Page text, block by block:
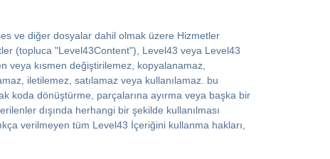
ve diğer dosyalar dahil olmak üzere Hizmetler
(topluca "Level43Content"), Level43 veya Level43
veya kısmen değiştirilemez, kopyalanamaz,
iletilemez, satılamaz veya kullanılamaz. bu
koda dönüştürme, parçalarına ayırma veya başka bir
dışında herhangi bir şekilde kullanılması
verilmeyen tüm Level43 İçeriğini kullanma hakları,